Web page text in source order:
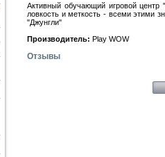
Активный обучающий игровой
ловкость и меткость - всеми этими
"Джунгли"
Производитель: Play WOW
Отзывы